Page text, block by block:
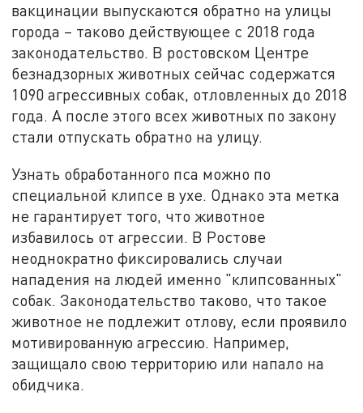
вакцинации выпускаются обратно на улицы
города – таково действующее с 2018 года
законодательство. В ростовском Центре
безнадзорных животных сейчас содержатся
1090 агрессивных собак, отловленных до 2018
года. А после этого всех животных по закону
стали отпускать обратно на улицу.
Узнать обработанного пса можно по
специальной клипсе в ухе. Однако эта метка
не гарантирует того, что животное
избавилось от агрессии. В Ростове
неоднократно фиксировались случаи
нападения на людей именно "клипсованных"
собак. Законодательство таково, что такое
животное не подлежит отлову, если проявило
мотивированную агрессию. Например,
защищало свою территорию или напало на
обидчика.